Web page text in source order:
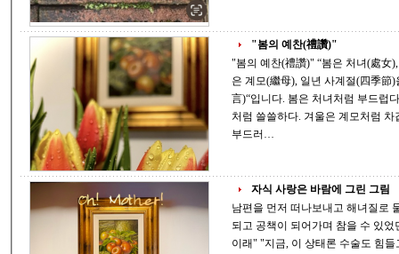
"봄의 예찬(禮讚)"
"봄의 예찬(禮讚)" “봄은 처녀(處女), 여름은 어머니, 가을은 미망인(未亡人), 겨울
은 계모(繼母), 일년 사계절(四季節)을 여인(女人)에 비유한 폴란드의 명언(名
言)“입니다. 봄은 처녀처럼 부드럽다. 여름은 어머니처럼 풍성하다. 가을은 미망인
처럼 쓸쓸하다. 겨울은 계모처럼 차갑다. 봄 처녀가 불룩한 생명의 젖
부드러…
자식 사랑은 바람에 그린 그림
남편을 먼저 떠나보내고 해녀질로 물 숨 참으며 숨비소리 한
되고 공책이 되어가며 참을 수 있었던 만큼의 행복은 간 곳 없이 "형…. 엄마가 암
이래" "지금, 이 상태론 수술도 힘들고 길어봐야 6개월이라며 집에 모셔서 맛있는